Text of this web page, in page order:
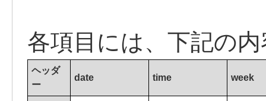
各項目には、下記の
ヘッダ
ー
date time week